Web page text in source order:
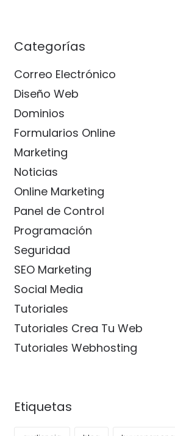
Categorías
Correo Electrónico
Diseño Web
Dominios
Formularios Online
Marketing
Noticias
Online Marketing
Panel de Control
Programación
Seguridad
SEO Marketing
Social Media
Tutoriales
Tutoriales Crea Tu Web
Tutoriales Webhosting
Etiquetas